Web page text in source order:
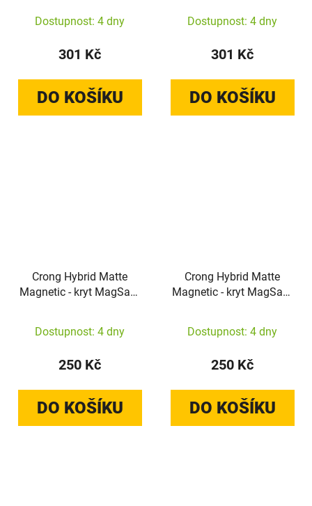
Dostupnost: 4 dny
301 Kč
DO KOŠÍKU
Dostupnost: 4 dny
301 Kč
DO KOŠÍKU
Crong Hybrid Matte
Magnetic - kryt MagSafe
Dostupnost: 4 dny
250 Kč
DO KOŠÍKU
Crong Hybrid Matte
Magnetic - kryt MagSafe
Dostupnost: 4 dny
250 Kč
DO KOŠÍKU